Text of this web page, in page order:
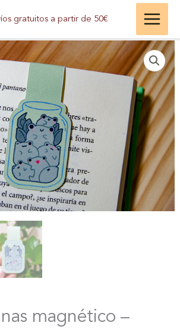
gratuitos a partir de 50€
magnético –